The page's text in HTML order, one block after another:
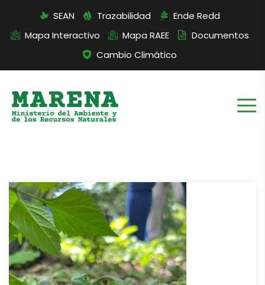
SEAN Trazabilidad
Ende Redd
Mapa Interactivo
Mapa RAEE
Documentos
Cambio Climático